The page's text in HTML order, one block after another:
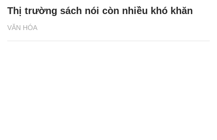
VĂN HÓA
Thị trường sách nói còn nhiều khó khăn